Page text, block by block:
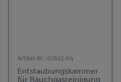
Artikel-Nr.:02615-04
Entstaubungskammer
für Rauchgasreinigung